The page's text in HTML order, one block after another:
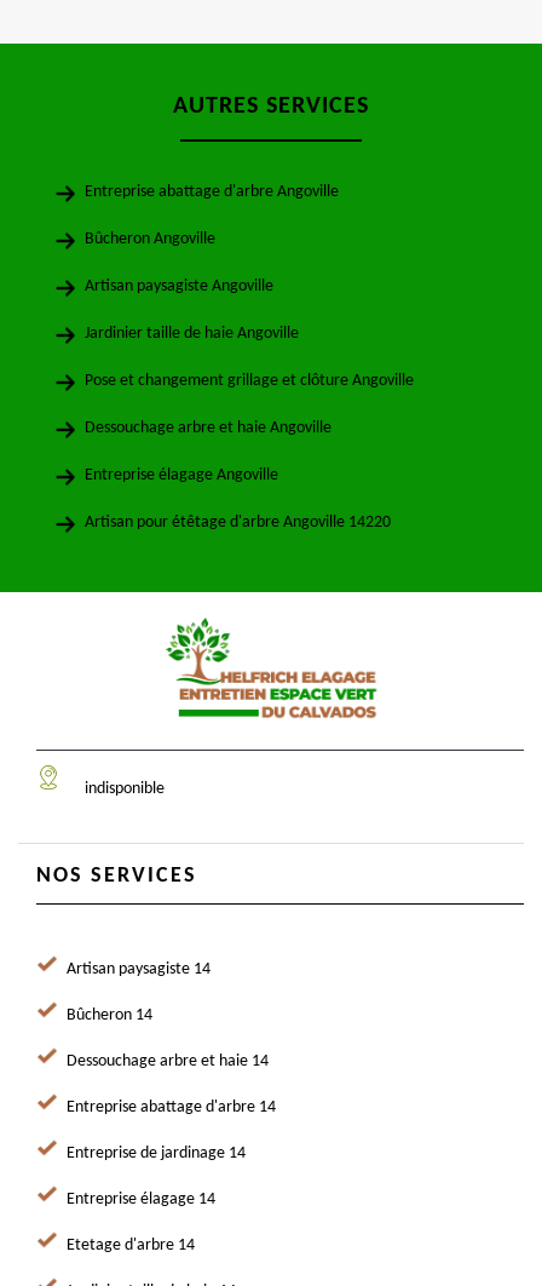
AUTRES SERVICES
Entreprise abattage d'arbre Angoville
Bûcheron Angoville
Artisan paysagiste Angoville
Jardinier taille de haie Angoville
Pose et changement grillage et clôture Angoville
Dessouchage arbre et haie Angoville
Entreprise élagage Angoville
Artisan pour étêtage d'arbre Angoville 14220
indisponible
NOS SERVICES
Artisan paysagiste 14
Bûcheron 14
Dessouchage arbre et haie 14
Entreprise abattage d'arbre 14
Entreprise de jardinage 14
Entreprise élagage 14
Etetage d'arbre 14